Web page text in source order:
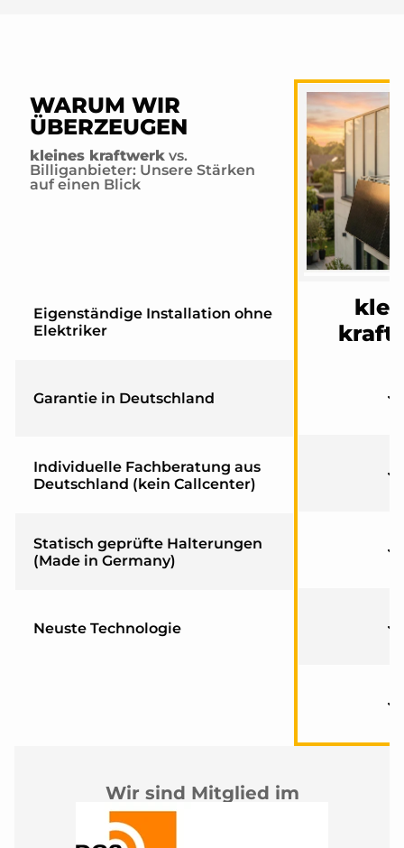
WARUM WIR
ÜBERZEUGEN
kleines kraftwerk vs.
Billiganbieter: Unsere Stärken
auf einen Blick
Eigenständige Installation ohne
Elektriker
Garantie in Deutschland
Individuelle Fachberatung aus
Deutschland (kein Callcenter)
Statisch geprüfte Halterungen
(Made in Germany)
Neuste Technologie
Wir sind Mitglied im